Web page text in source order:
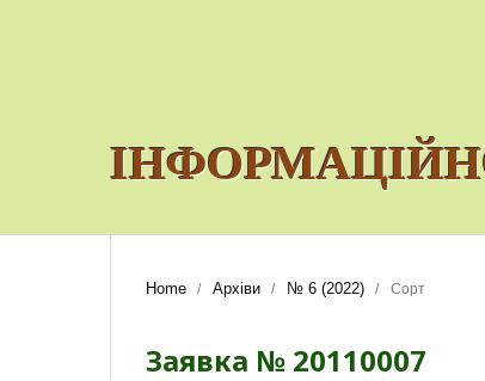
Home / Архіви / № 6 (2022) / Сорт
Заявка № 20110007